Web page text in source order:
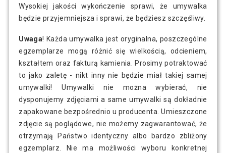
Wysokiej jakości wykończenie sprawi, że umywalka
będzie przyjemniejsza i sprawi, że będziesz szczęśliwy.
Uwaga! Każda umywalka jest oryginalna, poszczególne
egzemplarze mogą różnić się wielkością, odcieniem,
kształtem oraz fakturą kamienia. Prosimy potraktować
to jako zaletę - nikt inny nie będzie miał takiej samej
umywalki! Umywalki nie można wybierać, nie
dysponujemy zdjęciami a same umywalki są dokładnie
zapakowane bezpośrednio u producenta. Umieszczone
zdjęcie są poglądowe, nie możemy zagwarantować, że
otrzymają Państwo identyczny albo bardzo zbliżony
egzemplarz. Nie ma możliwości wyboru konkretnej